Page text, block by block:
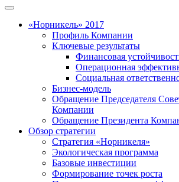
«Норникель» 2017
Профиль Компании
Ключевые результаты
Финансовая
Операционная
Социальная
Бизнес-модель
Обращение Председателя
Компании
Обращение Президента
Обзор стратегии
Стратегия «Норникеля»
Экологическая программа
Базовые инвестиции
Формирование точек роста